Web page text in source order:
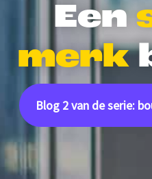
Een
merk
Blog 2 van de serie: